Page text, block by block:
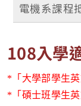
電機系課程
108入學
* 「 大學部學生
* 「 碩士班學生